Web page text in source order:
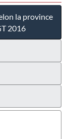
la province
2016